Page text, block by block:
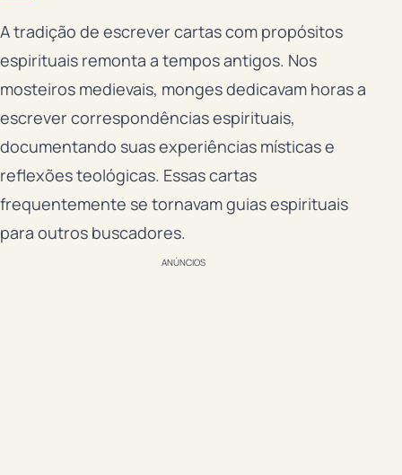
A tradição de escrever cartas com propósitos
espirituais remonta a tempos antigos. Nos
mosteiros medievais, monges dedicavam horas a
escrever correspondências espirituais,
documentando suas experiências místicas e
reflexões teológicas. Essas cartas
frequentemente se tornavam guias espirituais
para outros buscadores.
ANÚNCIOS